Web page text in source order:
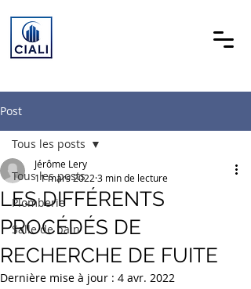
Post
Tous les posts
Plomberie
Salle de bain
Tous les posts
LES DIFFÉRENTS
PROCÉDÉS DE
RECHERCHE DE FUITE
Jérôme Lery
11 mars 2022 3 min de lecture
Dernière mise à jour : 4 avr. 2022